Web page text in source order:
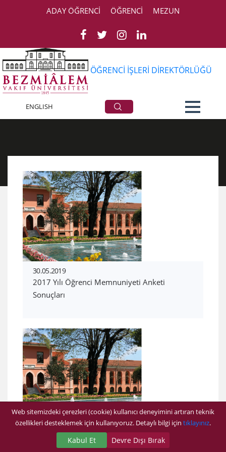
ADAY ÖĞRENCİ ÖĞRENCİ MEZUN
ÖĞRENCİ İŞLERİ DİREKTÖRLÜĞÜ
ENGLISH Haberler
30.05.2019
2017 Yılı Öğrenci Memnuniyeti Anketi
Sonuçları
28.05.2019
2019-2020 Eğitim Öğretim Yılı Kayıt Yenileme
Web sitemizdeki çerezleri (cookie) kullanıcı deneyimini artıran teknik
özellikleri desteklemek için kullanıyoruz. Detaylı bilgi için tıklayınız.
Kabul Et Devre Dışı Bırak